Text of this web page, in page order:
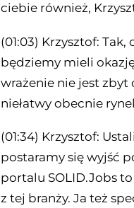
ciebie również,
(01:03) Krzysztof:
będziemy mieli
wrażenie nie jest zbyt
niełatwy obecnie
(01:34) Krzysztof:
postaramy się wyjść
portalu SOLID.Jobs
z tej branży. Ja też